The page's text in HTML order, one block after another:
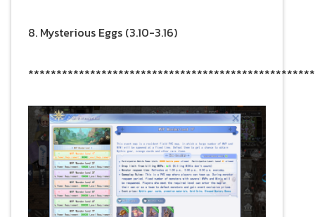
8. Mysterious Eggs (3.10-3.16)